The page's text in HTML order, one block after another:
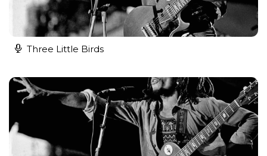
Three Little Birds